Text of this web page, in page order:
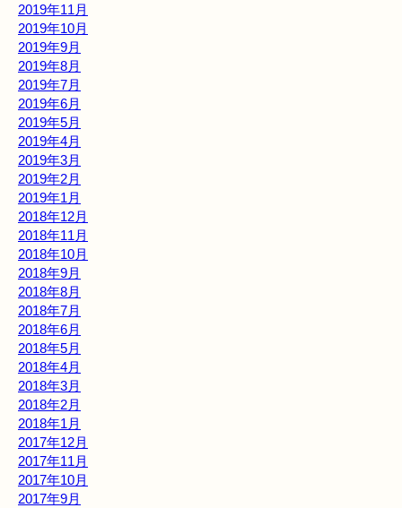
2019年11月
2019年10月
2019年9月
2019年8月
2019年7月
2019年6月
2019年5月
2019年4月
2019年3月
2019年2月
2019年1月
2018年12月
2018年11月
2018年10月
2018年9月
2018年8月
2018年7月
2018年6月
2018年5月
2018年4月
2018年3月
2018年2月
2018年1月
2017年12月
2017年11月
2017年10月
2017年9月